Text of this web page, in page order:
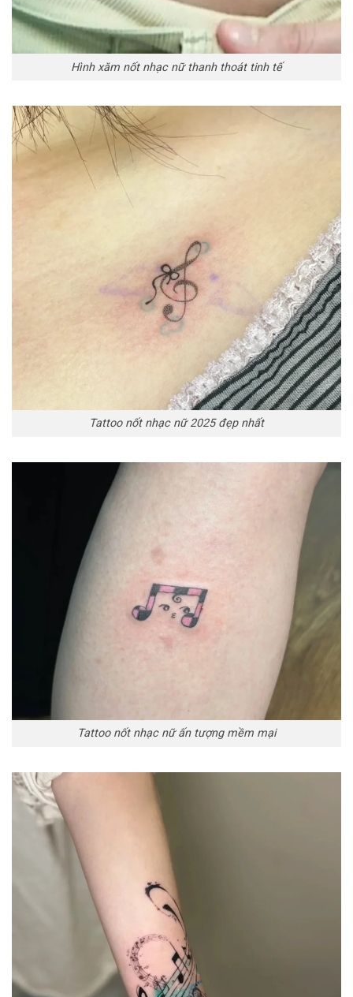
Hình xăm nốt nhạc nữ thanh thoát tinh tế
Tattoo nốt nhạc nữ 2025 đẹp nhất
Tattoo nốt nhạc nữ ấn tượng mềm mại